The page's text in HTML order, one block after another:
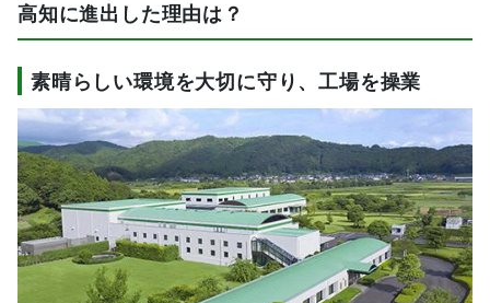
高知に進出した理由は？
素晴らしい環境を大切に守り、工場を操業